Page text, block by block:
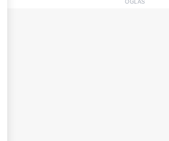
OGLAS